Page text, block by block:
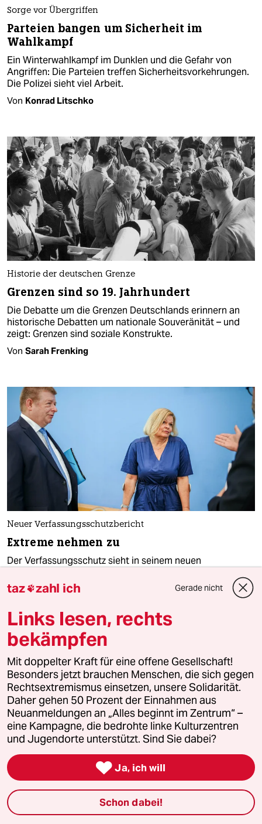
Sorge vor Übergriffen
Parteien bangen um Sicherheit im
Wahlkampf
Ein Winterwahlkampf im Dunklen und die Gefahr von
Angriffen: Die Parteien treffen Sicherheitsvorkehrungen.
Die Polizei sieht viel Arbeit.
Von Konrad Litschko
Historie der deutschen Grenze
Grenzen sind so 19. Jahrhundert
Die Debatte um die Grenzen Deutschlands erinnern an
historische Debatten um nationale Souveränität – und
zeigt: Grenzen sind soziale Konstrukte.
Von Sarah Frenking
Neuer Verfassungsschutzbericht
Extreme nehmen zu
Der Verfassungsschutz sieht in seinem neuen
Antaios-Verlag ist nun „gesichert rechtsextrem“.
10 Wochen taz + Sachbuch „Autoritäre Rebellion“
taz zahl ich Gerade nicht
Links lesen, rechts
bekämpfen
Mit doppelter Kraft für eine offene Gesellschaft!
Besonders jetzt brauchen Menschen, die sich gegen
Rechtsextremismus einsetzen, unsere Solidarität.
Daher gehen 50 Prozent der Einnahmen aus
Neuanmeldungen an „Alles beginnt im Zentrum“ –
eine Kampagne, die bedrohte linke Kulturzentren
und Jugendorte unterstützt. Sind Sie dabei?
 Ja, ich will
Schon dabei!